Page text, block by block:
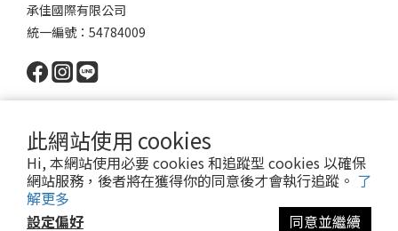
此網站使用 cookies
Hi, 本網站使用必要 cookies 和追蹤型 cookies 以確保
網站服務，後者將在獲得你的同意後才會執行追蹤。 了
解更多
設定偏好
同意並繼續
承佳國際有限公司
統一編號：54784009
Powered by SHOPLINE │服務條款│ 2022 © 派瑪寵物 PET MART